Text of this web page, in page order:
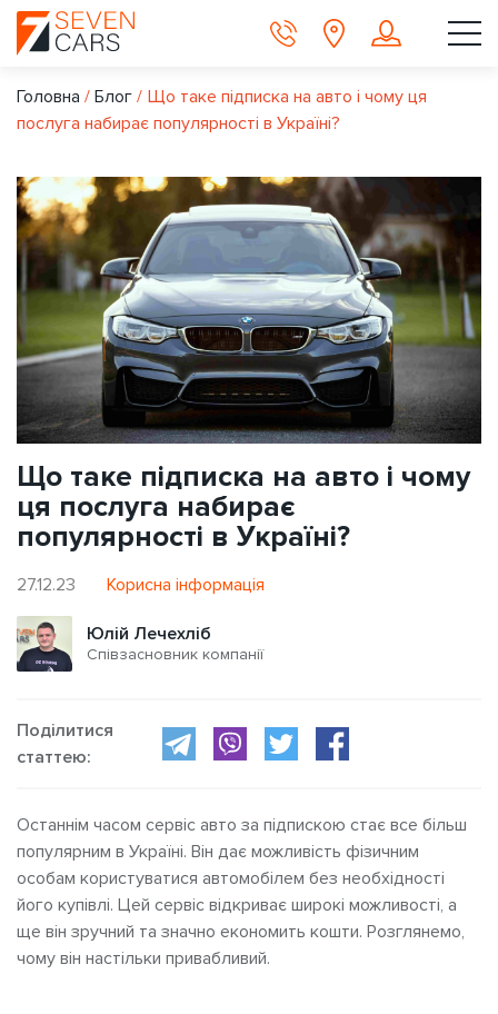
Головна / Блог / Що таке підписка на авто і чому ця
послуга набирає популярності в Україні?
Що таке підписка на авто і чому
ця послуга набирає
популярності в Україні?
27.12.23 Корисна інформація
Юлій Лечехліб
Співзасновник компанії
Поділитися
статтею:
Останнім часом сервіс авто за підпискою стає все більш
популярним в Україні. Він дає можливість фізичним
особам користуватися автомобілем без необхідності
його купівлі. Цей сервіс відкриває широкі можливості, а
ще він зручний та значно економить кошти. Розглянемо,
чому він настільки привабливий.